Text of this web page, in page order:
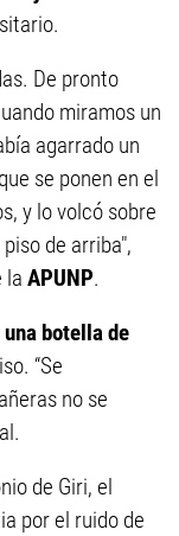
De pronto
miramos un
agarrado un
se ponen en el
y lo volcó sobre
de arriba",
la APUNP.
una botella de
“Se
no se
de Giri, el
por el ruido de